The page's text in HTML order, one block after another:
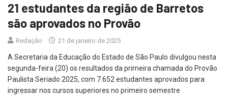
21 estudantes da região de Barretos
são aprovados no Provão
Redação 21 de janeiro de 2025
A Secretaria da Educação do Estado de São Paulo divulgou nesta
segunda-feira (20) os resultados da primeira chamada do Provão
Paulista Seriado 2025, com 7.652 estudantes aprovados para
ingressar nos cursos superiores no primeiro semestre